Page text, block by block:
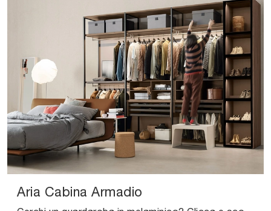
Aria Cabina Armadio